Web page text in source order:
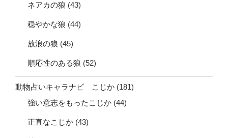
ネアカの狼 (43)
穏やかな狼 (44)
放浪の狼 (45)
順応性のある狼 (52)
動物占いキャラナビ こじか (181)
強い意志をもったこじか (44)
正直なこじか (43)